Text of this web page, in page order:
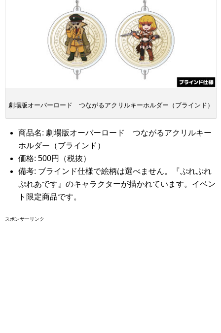
劇場版オーバーロード つながるアクリルキーホルダー（ブラインド）
商品名: 劇場版オーバーロード つながるアクリルキー
ホルダー（ブラインド）
価格: 500円（税抜）
備考: ブラインド仕様で絵柄は選べません。『ぷれぷれ
ぷれあです』のキャラクターが描かれています。イベン
ト限定商品です。
スポンサーリンク